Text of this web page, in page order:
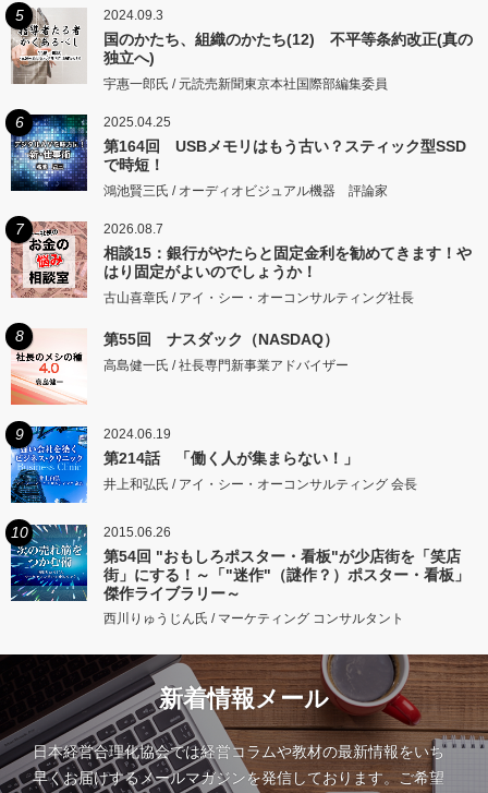
5 2024.09.3
国のかたち、組織のかたち(12) 不平等条約改正(真の
独立へ)
宇惠一郎氏 / 元読売新聞東京本社国際部編集委員
6 2025.04.25
第164回 USBメモリはもう古い？スティック型SSD
で時短！
鴻池賢三氏 / オーディオビジュアル機器 評論家
7 2026.08.7
相談15：銀行がやたらと固定金利を勧めてきます！や
はり固定がよいのでしょうか！
古山喜章氏 / アイ・シー・オーコンサルティング社長
8 第55回 ナスダック（NASDAQ）
高島健一氏 / 社長専門新事業アドバイザー
9 2024.06.19
第214話 「働く人が集まらない！」
井上和弘氏 / アイ・シー・オーコンサルティング 会長
10 2015.06.26
第54回 "おもしろポスター・看板"が少店街を「笑店
街」にする！～「"迷作"（謎作？）ポスター・看板」
傑作ライブラリー～
西川りゅうじん氏 / マーケティング コンサルタント
新着情報メール
日本経営合理化協会では経営コラムや教材の最新情報をいち
早くお届けするメールマガジンを発信しております。ご希望